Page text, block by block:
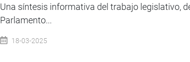
Una síntesis informativa del trabajo legislativo,
Parlamento...
18-03-2025